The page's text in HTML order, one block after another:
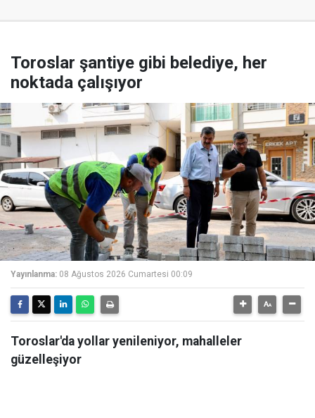
Toroslar şantiye gibi belediye, her
noktada çalışıyor
Yayınlanma: 08 Ağustos 2026 Cumartesi 00:09
Toroslar'da yollar yenileniyor, mahalleler
güzelleşiyor